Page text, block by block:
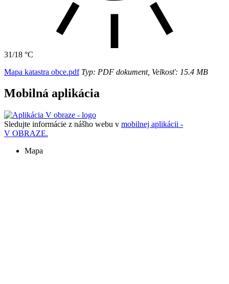
31/18 °C
Mapa katastra obce.pdfTyp: PDF dokument, Velkosť: 15.4 MB
Mobilná aplikácia
Sledujte informácie z nášho webu v mobilnej aplikácii -
V OBRAZE.
Mapa